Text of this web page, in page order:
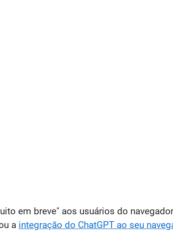
em breve" aos usuários do
a integração do ChatGPT ao seu